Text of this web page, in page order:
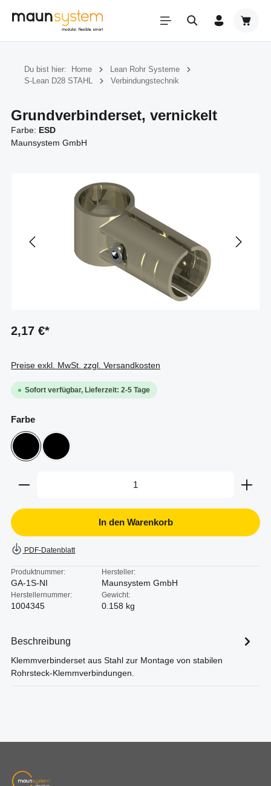
Zum Hauptinhalt springen
Du bist hier: Home
Lean Rohr Systeme
S-Lean D28 STAHL
Verbindungstechnik
Grundverbinderset, vernickelt
Farbe: ESD
Maunsystem GmbH
2,17 €*
Preise exkl. MwSt. zzgl. Versandkosten
Sofort verfügbar, Lieferzeit: 2-5 Tage
Farbeauswählen
ESD schwarz
Produkt Anzahl: Gib den gewünschten Wert ein
In den Warenkorb
PDF-Datenblatt
Produktnummer:
GA-1S-NI
Hersteller:
Maunsystem GmbH
Herstellernummer:
1004345
Gewicht:
0.158 kg
Beschreibung
Klemmverbinderset aus Stahl zur Montage von stabilen
Rohrsteck-Klemmverbindungen.